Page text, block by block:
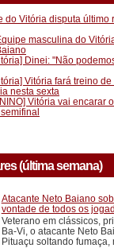
do Vitória disputa último
masculina do
Dinei: "Não
Vitória fará treino
nesta sexta
Vitória vai encarar
(última semana)
Atacante Neto Baiano
vontade de todos os
Veterano em clássicos,
Ba-Vi, o atacante Neto
Pituaçu soltando fumaça,